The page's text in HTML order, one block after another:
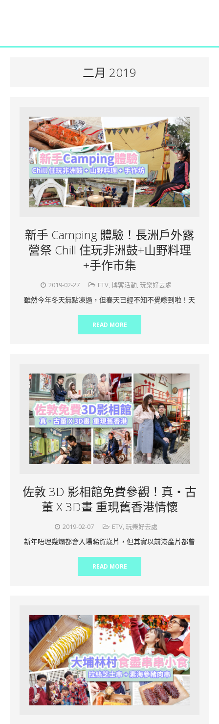
二月 2019
新手 Camping 體驗！長洲戶外露
營祭 Chill 住玩非洲鼓+山野料理
+手作市集
2019-02-27 ETV,博客活動,玩樂好去處
雖然今年冬天無點凍過，但春天已經不知不覺嚟到啦！天
READ MORE
佐敦 3D 影相館免費參觀！真‧古
董 X 3D畫 重現舊香港情懷
2019-02-07 ETV, 玩樂好去處
新年唔理幾爛都會入場睇賀歲片，但其實以前港產片都曾
READ MORE